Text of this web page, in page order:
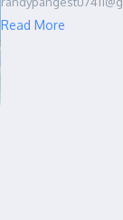
Read More